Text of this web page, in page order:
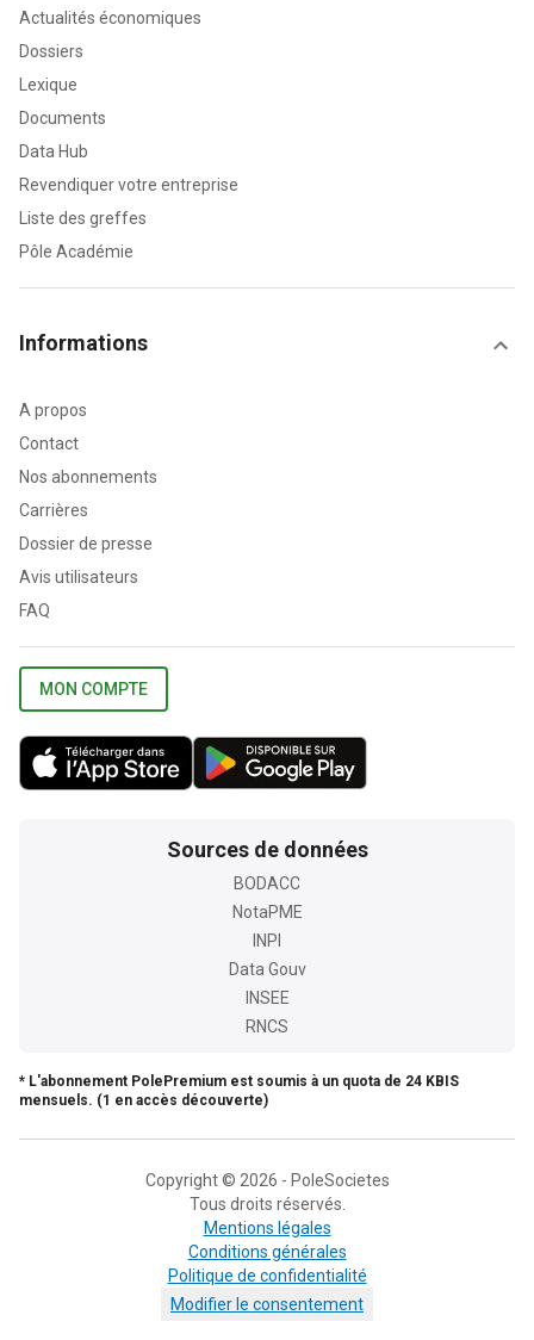
Actualités économiques
Dossiers
Lexique
Documents
Data Hub
Revendiquer votre entreprise
Liste des greffes
Pôle Académie
Informations
A propos
Contact
Nos abonnements
Carrières
Dossier de presse
Avis utilisateurs
FAQ
MON COMPTE
Sources de données
BODACC
NotaPME
INPI
Data Gouv
INSEE
RNCS
* L'abonnement PolePremium est soumis à un quota de 24 KBIS
mensuels. (1 en accès découverte)
Copyright © 2026 - PoleSocietes
Tous droits réservés.
Mentions légales
Conditions générales
Politique de confidentialité
Modifier le consentement